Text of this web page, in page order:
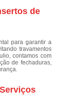
de
para garantir a
travamentos
contamos com
de fechaduras,